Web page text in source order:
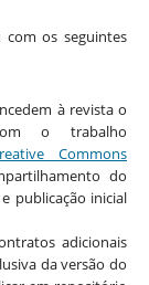
os seguintes
à revista o
o trabalho
Commons
do
publicação inicial
adicionais
da versão do